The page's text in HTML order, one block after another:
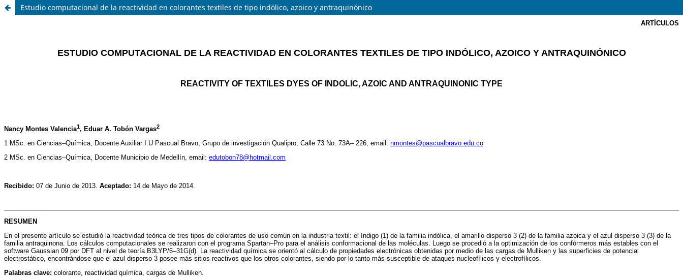
Estudio computacional de la reactividad en colorantes textiles de tipo indólico, azoico y antraquinónico